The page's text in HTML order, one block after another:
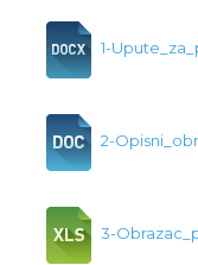
1-
2-
3-